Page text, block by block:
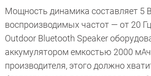
Мощность динамика составляет 5
воспроизводимых частот — от 20
Outdoor Bluetooth Speaker
аккумулятором емкостью 2000
производителя, этого должно